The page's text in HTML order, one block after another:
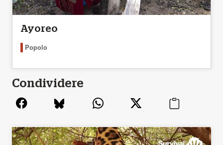
Ayoreo
Popolo
Condividere